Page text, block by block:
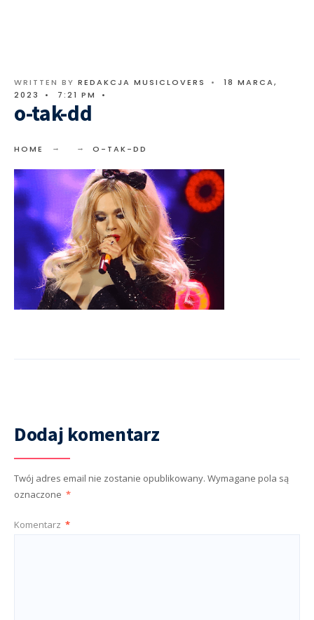
WRITTEN BY REDAKCJA MUSICLOVERS •
18 MARCA,
2023
• 7:21 PM •
o-tak-dd
HOME O-TAK-DD
Dodaj komentarz
Twój adres email nie zostanie opublikowany. Wymagane pola są
oznaczone *
Komentarz *